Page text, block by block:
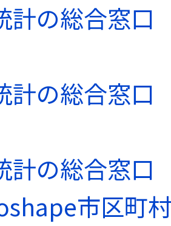
計の総合窓口
計の総合窓口
計の総合窓口
市区町